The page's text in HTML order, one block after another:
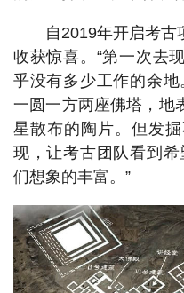
自2019年开启考古
收获惊喜。“第一次去
乎没有多少工作的余
一圆一方两座佛塔，地
星散布的陶片。但发
现，让考古团队看到
们想象的丰富。”